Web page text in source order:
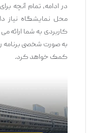
در ادامه، تمام آنچه
محل نمایشگاه نیاز
کاربردی به شما ارائه
به‌ صورت شخصی برنامه
کمک خواهد کرد.